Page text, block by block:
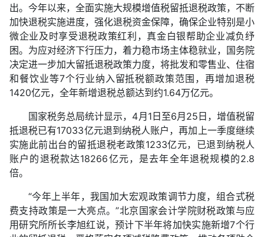
出。今年以来，全面实施大规模增值税留抵退税政策，不断
加快退税实施进度，强化退税资金保障，确保企业特别是小
微企业及时享受退税政策红利，真金白银帮助企业减负纾
困。为应对经济下行压力，着力稳市场主体稳就业，国务院
决定进一步加大留抵退税政策力度，将批发和零售业、住宿
和餐饮业等7个行业纳入留抵税额政策范围，再增加退税
1420亿元，全年新增退税总额达到约1.64万亿元。
国家税务总局统计显示，4月1日至6月25日，增值税留
抵退税已有17033亿元退到纳税人账户，再加上一季度继续
实施此前出台的留抵退税老政策1233亿元，已退到纳税人
账户的退税款达18266亿元，是去年全年退税规模的2.8
倍。
“今年上半年，我国加大宏观政策调节力度，组合式税
费支持政策是一大亮点。”北京国家会计学院财税政策与应
用研究所所长李旭红说，预计下半年将加快实施新增7个行